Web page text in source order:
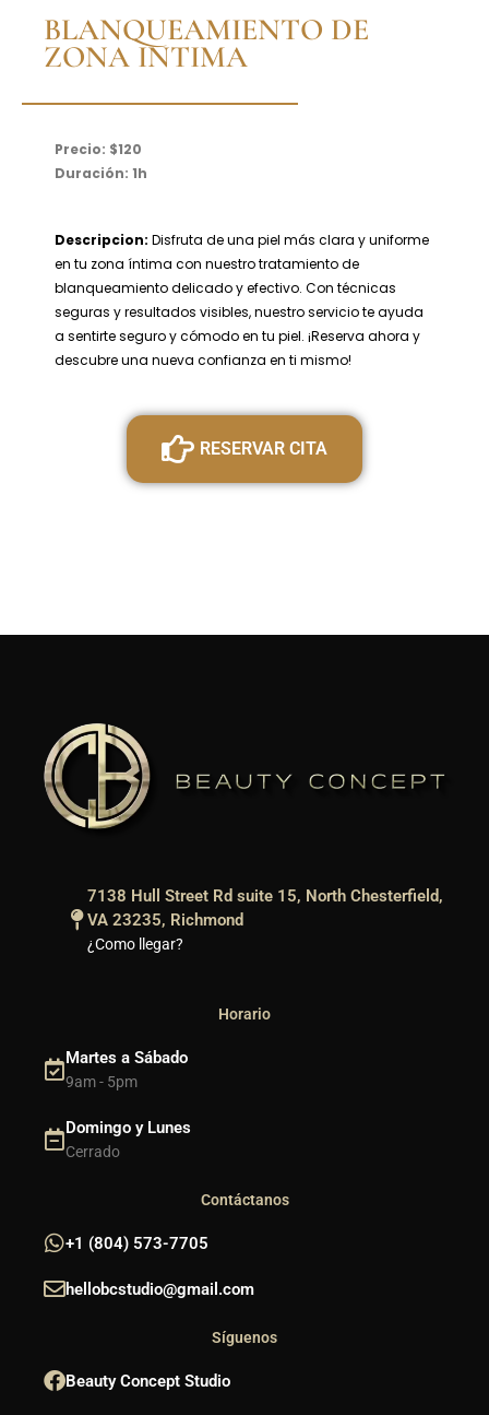
BLANQUEAMIENTO DE
ZONA INTIMA
Precio: $120
Duración: 1h
Descripcion: Disfruta de una piel más clara y uniforme
en tu zona íntima con nuestro tratamiento de
blanqueamiento delicado y efectivo. Con técnicas
seguras y resultados visibles, nuestro servicio te ayuda
a sentirte seguro y cómodo en tu piel. ¡Reserva ahora y
descubre una nueva confianza en ti mismo!
RESERVAR CITA
7138 Hull Street Rd suite 15, North Chesterfield,
VA 23235, Richmond
¿Como llegar?
Horario
Martes a Sábado
9am - 5pm
Domingo y Lunes
Cerrado
Contáctanos
+1 (804) 573-7705
hellobcstudio@gmail.com
Síguenos
Beauty Concept Studio